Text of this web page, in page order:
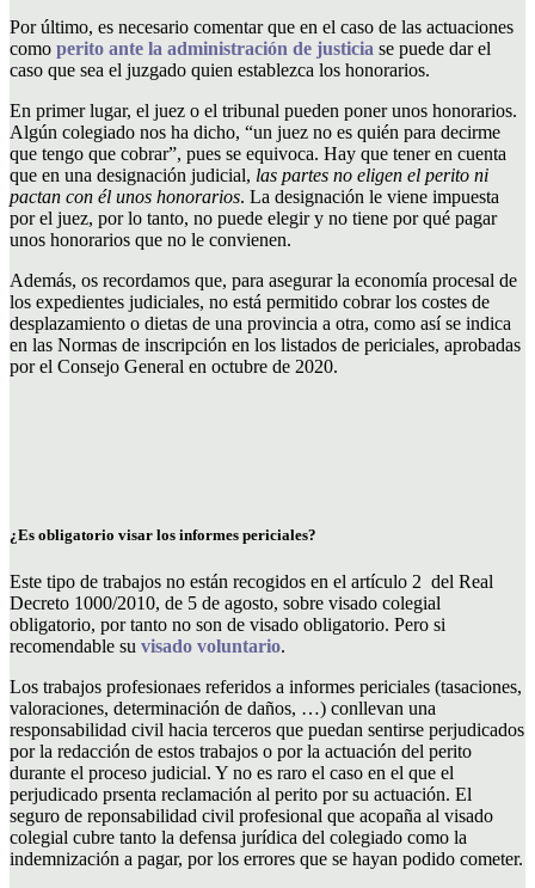
Por último, es necesario comentar que en el caso de las actuaciones
como perito ante la administración de justicia se puede dar el
caso que sea el juzgado quien establezca los honorarios.
En primer lugar, el juez o el tribunal pueden poner unos honorarios.
Algún colegiado nos ha dicho, “un juez no es quién para decirme
que tengo que cobrar”, pues se equivoca. Hay que tener en cuenta
que en una designación judicial, las partes no eligen el perito ni
pactan con él unos honorarios. La designación le viene impuesta
por el juez, por lo tanto, no puede elegir y no tiene por qué pagar
unos honorarios que no le convienen.
Además, os recordamos que, para asegurar la economía procesal de
los expedientes judiciales, no está permitido cobrar los costes de
desplazamiento o dietas de una provincia a otra, como así se indica
en las Normas de inscripción en los listados de periciales, aprobadas
por el Consejo General en octubre de 2020.
¿Es obligatorio visar los informes periciales?
Este tipo de trabajos no están recogidos en el artículo 2 del Real
Decreto 1000/2010, de 5 de agosto, sobre visado colegial
obligatorio, por tanto no son de visado obligatorio. Pero si
recomendable su visado voluntario.
Los trabajos profesionaes referidos a informes periciales (tasaciones,
valoraciones, determinación de daños, …) conllevan una
responsabilidad civil hacia terceros que puedan sentirse perjudicados
por la redacción de estos trabajos o por la actuación del perito
durante el proceso judicial. Y no es raro el caso en el que el
perjudicado prsenta reclamación al perito por su actuación. El
seguro de reponsabilidad civil profesional que acopaña al visado
colegial cubre tanto la defensa jurídica del colegiado como la
indemnización a pagar, por los errores que se hayan podido cometer.